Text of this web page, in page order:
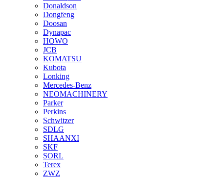
Donaldson
Dongfeng
Doosan
Dynapac
HOWO
JCB
KOMATSU
Kubota
Lonking
Mercedes-Benz
NEOMACHINERY
Parker
Perkins
Schwitzer
SDLG
SHAANXI
SKF
SORL
Terex
ZWZ